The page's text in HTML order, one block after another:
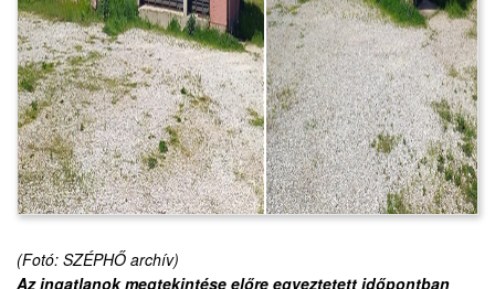
(Fotó: SZÉPHŐ archív)
Az ingatlanok megtekintése előre egyeztetett időpontban